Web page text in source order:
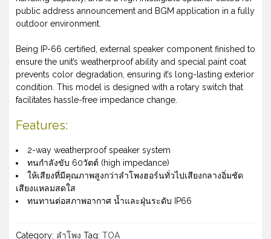
public address announcement and BGM application in a fully
outdoor environment.
Being IP-66 certified, external speaker component finished to
ensure the unit’s weatherproof ability and special paint coat
prevents color degradation, ensuring it’s long-lasting exterior
condition. This model is designed with a rotary switch that
facilitates hassle-free impedance change.
Features:
2-way weatherproof speaker system
ทนกำลังขับ 60วัตต์ (high impedance)
ให้เสียงที่มีคุณภาพสูงกว่าลำโพงฮอร์นทั่วไปเสียงกลางอิ่มชัด
เสียงแหลมสดใส
ทนทานต่อสภาพอากาศ น้ำและฝุ่นระดับ IP66
Category: ลำโพง Tag: TOA